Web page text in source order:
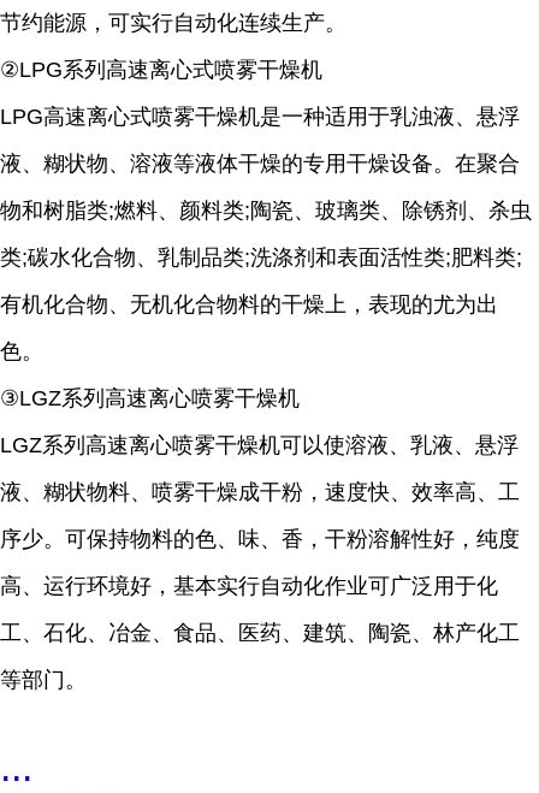
节约能源，可实行自动化连续生产。
②LPG系列高速离心式喷雾干燥机
LPG高速离心式喷雾干燥机是一种适用于乳浊液、悬浮
液、糊状物、溶液等液体干燥的专用干燥设备。在聚合
物和树脂类;燃料、颜料类;陶瓷、玻璃类、除锈剂、杀虫
类;碳水化合物、乳制品类;洗涤剂和表面活性类;肥料类;
有机化合物、无机化合物料的干燥上，表现的尤为出
色。
③LGZ系列高速离心喷雾干燥机
LGZ系列高速离心喷雾干燥机可以使溶液、乳液、悬浮
液、糊状物料、喷雾干燥成干粉，速度快、效率高、工
序少。可保持物料的色、味、香，干粉溶解性好，纯度
高、运行环境好，基本实行自动化作业可广泛用于化
工、石化、冶金、食品、医药、建筑、陶瓷、林产化工
等部门。
...